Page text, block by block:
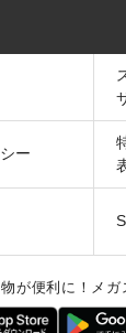
ー
が便利に！メガ